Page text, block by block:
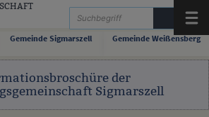
zur Startseite springen.
Gemeinde Sigmarszell Gemeinde Weißensberg
der
Sigmarszell